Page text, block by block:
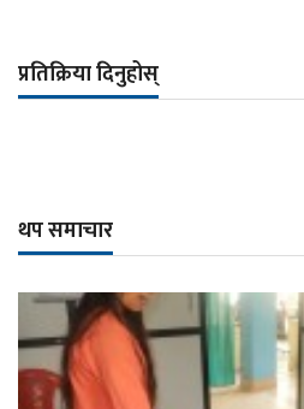
प्रतिक्रिया दिनुहोस्
थप समाचार